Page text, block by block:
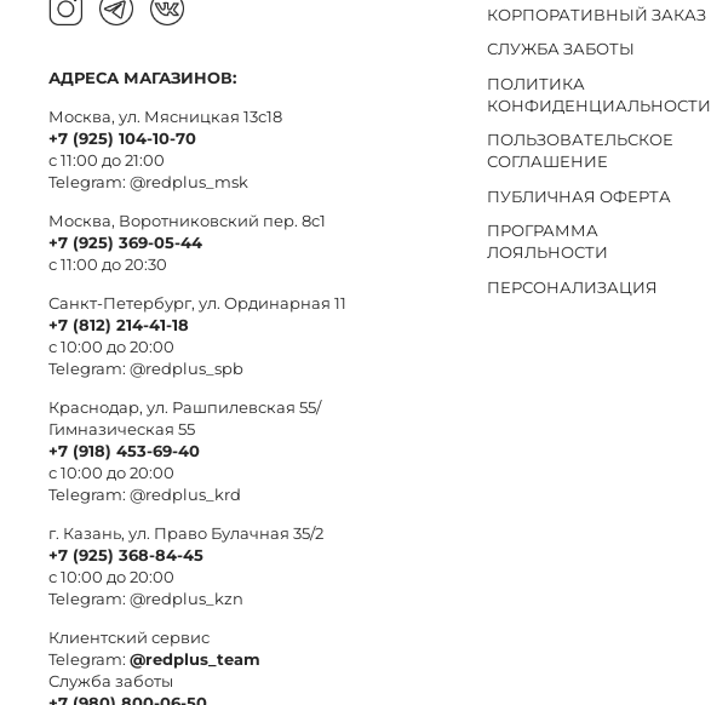
КОРПОРАТИВНЫЙ ЗАКАЗ
СЛУЖБА ЗАБОТЫ
ПОЛИТИКА
КОНФИДЕНЦИАЛЬНОСТИ
ПОЛЬЗОВАТЕЛЬСКОЕ
СОГЛАШЕНИЕ
ПУБЛИЧНАЯ ОФЕРТА
ПРОГРАММА
ЛОЯЛЬНОСТИ
ПЕРСОНАЛИЗАЦИЯ
АДРЕСА МАГАЗИНОВ:
Москва, ул. Мясницкая 13с18
+7 (925) 104-10-70
с 11:00 до 21:00
Telegram: @redplus_msk
Москва, Воротниковский пер. 8c1
+7 (925) 369-05-44
с 11:00 до 20:30
Санкт-Петербург, ул. Ординарная 11
+7 (812) 214-41-18
с 10:00 до 20:00
Telegram: @redplus_spb
Краснодар, ул. Рашпилевская 55/
Гимназическая 55
+7 (918) 453-69-40
с 10:00 до 20:00
Telegram: @redplus_krd
г. Казань, ул. Право Булачная 35/2
+7 (925) 368-84-45
с 10:00 до 20:00
Telegram: @redplus_kzn
Клиентский сервис
Telegram: @redplus_team
Служба заботы